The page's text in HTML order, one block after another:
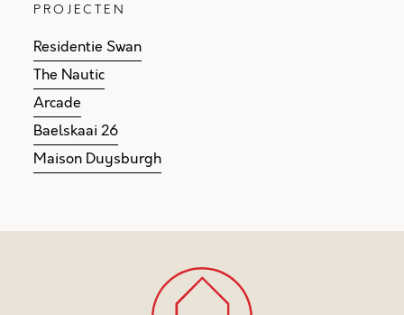
PROJECTEN
Residentie Swan
The Nautic
Arcade
Baelskaai 26
Maison Duysburgh